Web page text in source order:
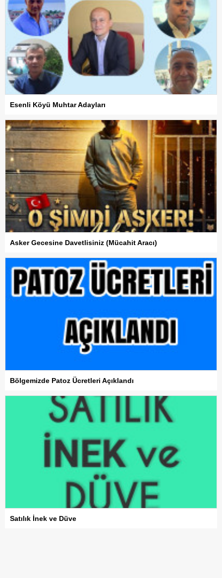
Esenli Köyü Muhtar Adayları
Asker Gecesine Davetlisiniz (Mücahit Aracı)
Bölgemizde Patoz Ücretleri Açıklandı
Satılık İnek ve Düve